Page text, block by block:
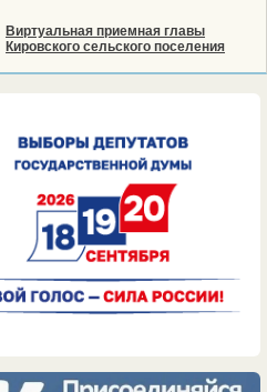
Виртуальная приемная главы
Кировского сельского поселения